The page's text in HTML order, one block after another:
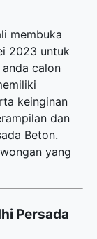
membuka
2023 untuk
calon
keinginan
dan
Beton.
yang
Persada